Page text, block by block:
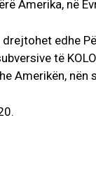
Amerika, në
edhe
të
Amerikën,